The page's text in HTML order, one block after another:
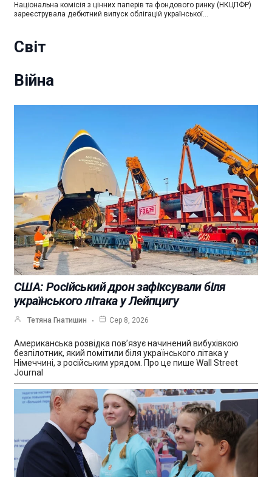
Національна комісія з цінних паперів та фондового ринку (НКЦПФР)
зареєструвала дебютний випуск облігацій української…
Світ
Війна
США: Російський дрон зафіксували біля
українського літака у Лейпцигу
Тетяна Гнатишин Сер 8, 2026
Американська розвідка пов’язує начинений вибухівкою
безпілотник, який помітили біля українського літака у
Німеччині, з російським урядом. Про це пише Wall Street
Journal